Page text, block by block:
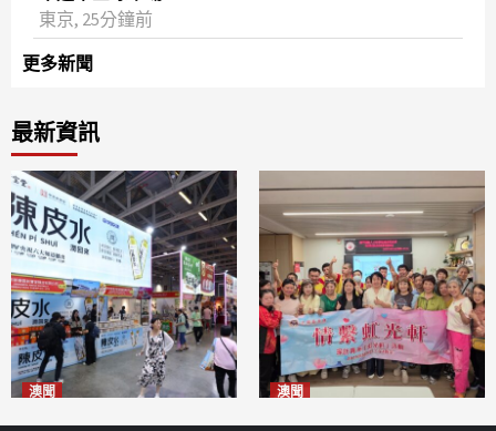
東京, 25分鐘前
更多新聞
最新資訊
澳聞 澳聞